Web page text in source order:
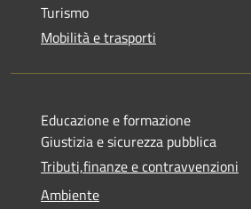
Turismo
Mobilità e trasporti
Educazione e formazione
Giustizia e sicurezza pubblica
Tributi,finanze e contravvenzioni
Ambiente